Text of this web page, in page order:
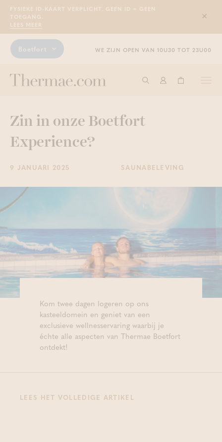
FYSIEKE ID-KAART VERPLICHT. GEEN ID = GEEN
TOEGANG.
LEES MEER
Sluit
Boetfort WE ZIJN OPEN VAN 10U30 TOT 23U00
Start met zoeken
Aanmelden
Zin in onze Boetfort
Experience?
9 JANUARI 2025 SAUNABELEVING
Kom twee dagen logeren op ons
kasteeldomein en geniet van een
exclusieve wellnesservaring waarbij je
échte alle aspecten van Thermae Boetfort
ontdekt!
LEES HET VOLLEDIGE ARTIKEL